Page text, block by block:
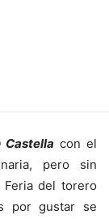
Castella con el
pero sin
del torero
por gustar se